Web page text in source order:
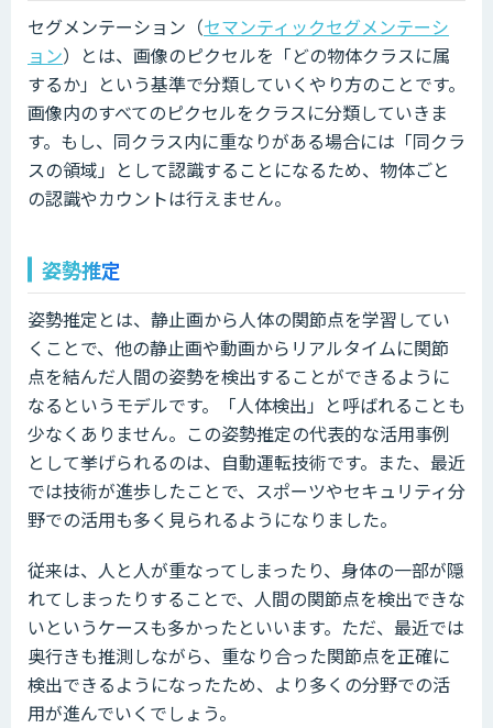
セグメンテーション（セマンティックセグメンテーシ
ョン）とは、画像のピクセルを「どの物体クラスに属
するか」という基準で分類していくやり方のことです。
画像内のすべてのピクセルをクラスに分類していきま
す。もし、同クラス内に重なりがある場合には「同クラ
スの領域」として認識することになるため、物体ごと
の認識やカウントは行えません。
姿勢推定
姿勢推定とは、静止画から人体の関節点を学習してい
くことで、他の静止画や動画からリアルタイムに関節
点を結んだ人間の姿勢を検出することができるように
なるというモデルです。「人体検出」と呼ばれることも
少なくありません。この姿勢推定の代表的な活用事例
として挙げられるのは、自動運転技術です。また、最近
では技術が進歩したことで、スポーツやセキュリティ分
野での活用も多く見られるようになりました。
従来は、人と人が重なってしまったり、身体の一部が隠
れてしまったりすることで、人間の関節点を検出できな
いというケースも多かったといいます。ただ、最近では
奥行きも推測しながら、重なり合った関節点を正確に
検出できるようになったため、より多くの分野での活
用が進んでいくでしょう。